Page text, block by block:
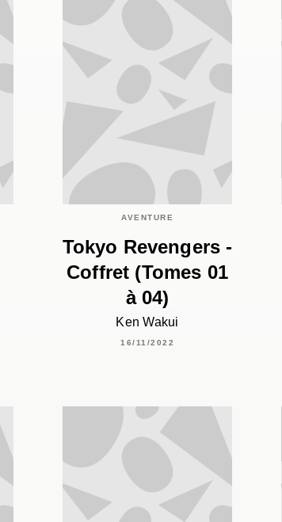
AVENTURE
Tokyo Revengers -
Coffret (Tomes 01
à 04)
Ken Wakui
16/11/2022